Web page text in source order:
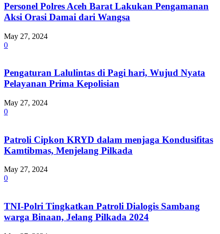
Personel Polres Aceh Barat Lakukan Pengamanan
Aksi Orasi Damai dari Wangsa
May 27, 2024
0
Pengaturan Lalulintas di Pagi hari, Wujud Nyata
Pelayanan Prima Kepolisian
May 27, 2024
0
Patroli Cipkon KRYD dalam menjaga Kondusifitas
Kamtibmas, Menjelang Pilkada
May 27, 2024
0
TNI-Polri Tingkatkan Patroli Dialogis Sambang
warga Binaan, Jelang Pilkada 2024